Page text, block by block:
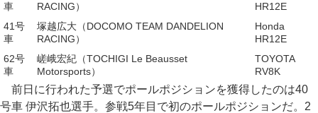
車
RACING）
HR12E
41号
車
塚越広大（DOCOMO TEAM DANDELION
RACING）
Honda
HR12E
62号
車
嵯峨宏紀（TOCHIGI Le Beausset
Motorsports）
TOYOTA
RV8K
前日に行われた予選でポールポジションを獲得したのは40
号車 伊沢拓也選手。参戦5年目で初のポールポジションだ。2